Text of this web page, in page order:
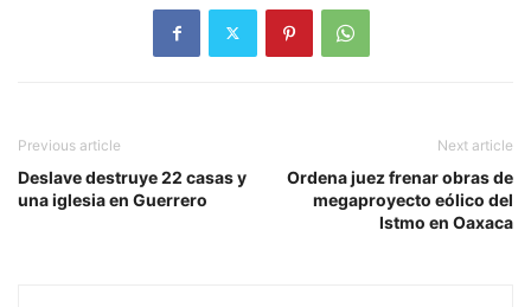
Previous article
Deslave destruye 22 casas y
una iglesia en Guerrero
Next article
Ordena juez frenar obras de
megaproyecto eólico del
Istmo en Oaxaca